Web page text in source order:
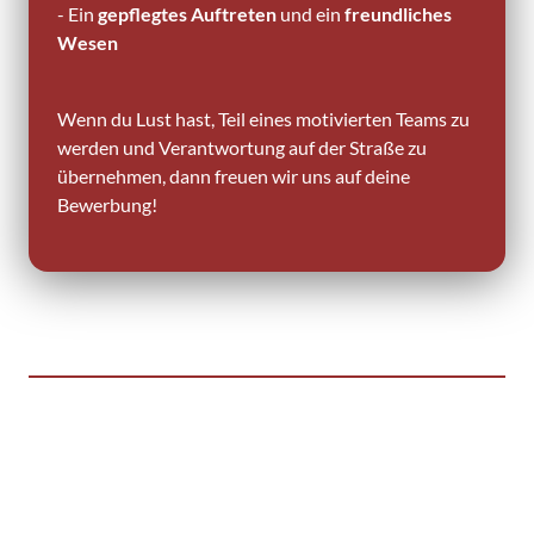
- Ein gepflegtes Auftreten und ein freundliches
Wesen
Wenn du Lust hast, Teil eines motivierten Teams zu
werden und Verantwortung auf der Straße zu
übernehmen, dann freuen wir uns auf deine
Bewerbung!